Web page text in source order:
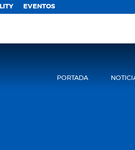
EVENTOS
PORTADA